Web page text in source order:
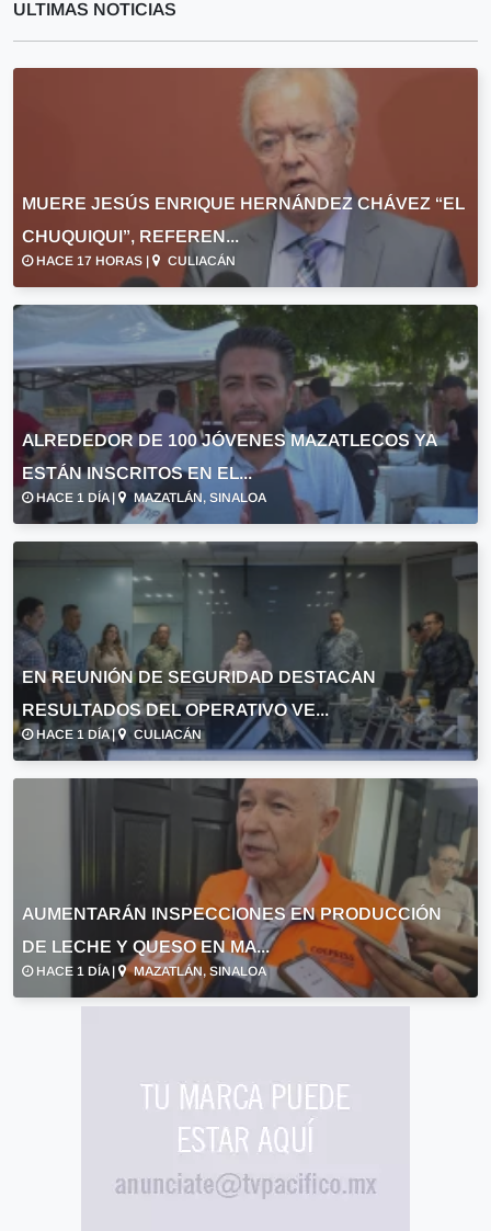
ULTIMAS NOTICIAS
MUERE JESÚS ENRIQUE HERNÁNDEZ CHÁVEZ “EL
CHUQUIQUI”, REFEREN...
HACE 17 HORAS | CULIACÁN
ALREDEDOR DE 100 JÓVENES MAZATLECOS YA
ESTÁN INSCRITOS EN EL...
HACE 1 DÍA | MAZATLÁN, SINALOA
EN REUNIÓN DE SEGURIDAD DESTACAN
RESULTADOS DEL OPERATIVO VE...
HACE 1 DÍA | CULIACÁN
AUMENTARÁN INSPECCIONES EN PRODUCCIÓN
DE LECHE Y QUESO EN MA...
HACE 1 DÍA | MAZATLÁN, SINALOA